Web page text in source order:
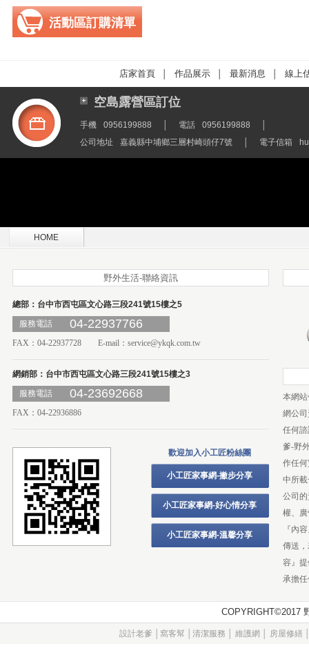
活動區訂購清單
店家首頁 作品展示 最新消息 線上
空島露營區訂位
手機 0956199888 電話 0956199888
公司地址
嘉義縣中埔鄉三層村崎頭仔7號 電子信箱
HOME
野外生活-聯絡資訊
總部：台中市西屯區文心路三段241號15樓之5
服務電話
04-22937766
FAX：04-22937728 E-mail： service@ykqk.com.tw
網銷部：台中市西屯區文心路三段241號15樓之3
服務電話
04-23692668
FAX：04-22936886
歡迎加入小工匠粉絲團
小工匠家事網-撇步分享
小工匠家事網-好心情分享
小工匠家事網-溫馨分享
本網
網公
任何
爹-野
作任
中所
公司
權、
『內
傳送
容』
承擔
設計老爹 窩客幫 清潔服務 維護網 房屋修繕